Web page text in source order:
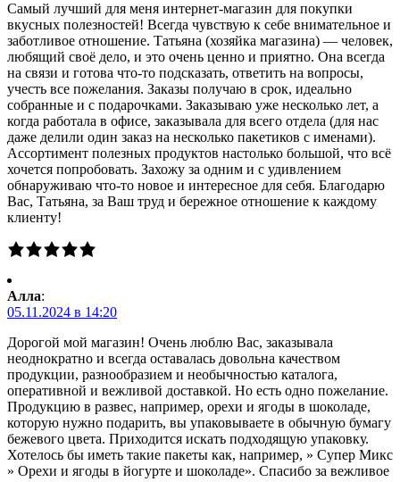
Самый лучший для меня интернет-магазин для покупки
вкусных полезностей! Всегда чувствую к себе внимательное и
заботливое отношение. Татьяна (хозяйка магазина) — человек,
любящий своё дело, и это очень ценно и приятно. Она всегда
на связи и готова что-то подсказать, ответить на вопросы,
учесть все пожелания. Заказы получаю в срок, идеально
собранные и с подарочками. Заказываю уже несколько лет, а
когда работала в офисе, заказывала для всего отдела (для нас
даже делили один заказ на несколько пакетиков с именами).
Ассортимент полезных продуктов настолько большой, что всё
хочется попробовать. Захожу за одним и с удивлением
обнаруживаю что-то новое и интересное для себя. Благодарю
Вас, Татьяна, за Ваш труд и бережное отношение к каждому
клиенту!
Алла:
05.11.2024 в 14:20
Дорогой мой магазин! Очень люблю Вас, заказывала
неоднократно и всегда оставалась довольна качеством
продукции, разнообразием и необычностью каталога,
оперативной и вежливой доставкой. Но есть одно пожелание.
Продукцию в развес, например, орехи и ягоды в шоколаде,
которую нужно подарить, вы упаковываете в обычную бумагу
бежевого цвета. Приходится искать подходящую упаковку.
Хотелось бы иметь такие пакеты как, например, » Супер Микс
» Орехи и ягоды в йогурте и шоколаде». Спасибо за вежливое